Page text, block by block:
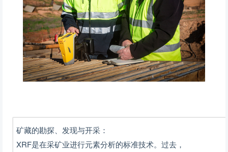
矿藏的勘探、发现与开采：
XRF是在采矿业进行元素分析的标准技术。过去，